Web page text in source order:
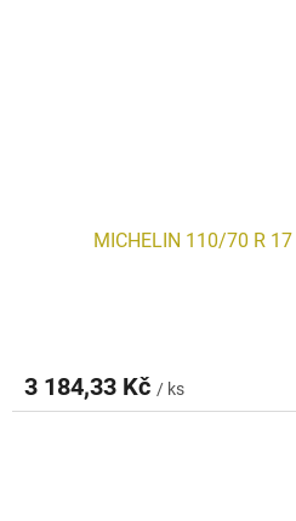
MICHELIN 110/70 R
3 184,33 Kč / ks